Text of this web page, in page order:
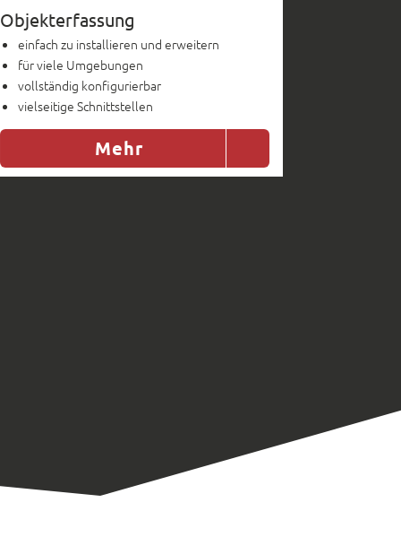
Objekterfassung
einfach zu installieren und erweitern
für viele Umgebungen
vollständig konfigurierbar
vielseitige Schnittstellen
Mehr